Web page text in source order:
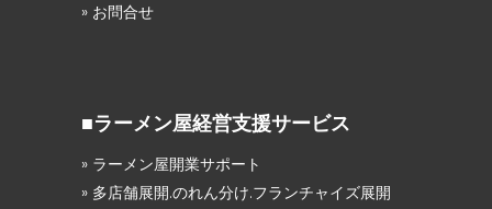
» お問合せ
■ラーメン屋経営支援サービス
» ラーメン屋開業サポート
» 多店舗展開.のれん分け.フランチャイズ展開